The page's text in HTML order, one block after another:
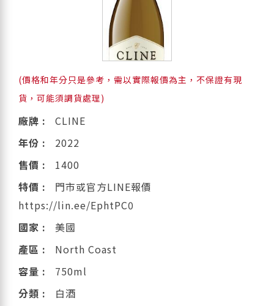
(價格和年分只是參考，需以實際報價為主，不保證有現
貨，可能須調貨處理)
廠牌 :
CLINE
年份 :
2022
售價 :
1400
特價 :
門市或官方LINE報價
https://lin.ee/EphtPC0
國家 :
美國
產區 :
North Coast
容量 :
750ml
分類 :
白酒